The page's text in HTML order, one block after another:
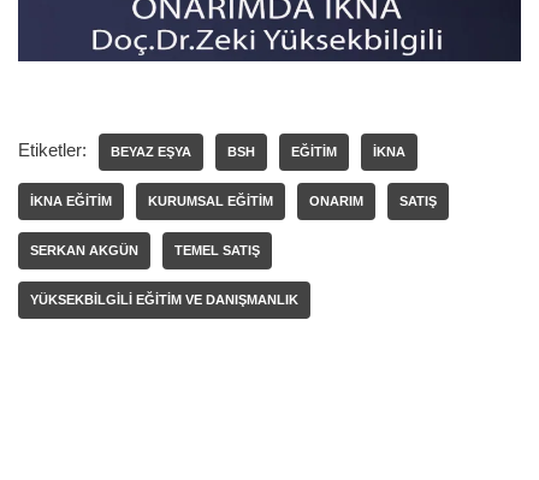
Etiketler: BEYAZ EŞYA BSH EĞITIM IKNA
IKNA EĞITIM KURUMSAL EĞITIM ONARIM SATIŞ
SERKAN AKGÜN TEMEL SATIŞ
YÜKSEKBILGILI EĞITIM VE DANIŞMANLIK